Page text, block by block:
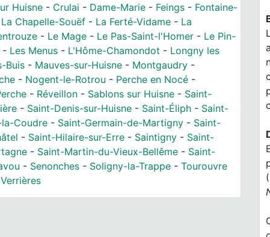
Huisne - Crulai - Dame-Marie - Feings - Fontaine-
La Chapelle-Souëf - La Ferté-Vidame - La
- Le Mage - Le Pas-Saint-l'Homer - Le Pin-
- Les Menus - L'Hôme-Chamondot - Longny les
Buis - Mauves-sur-Huisne - Montgaudry -
- Nogent-le-Rotrou - Perche en Nocé -
- Réveillon - Sablons sur Huisne - Saint-
- Saint-Denis-sur-Huisne - Saint-Éliph - Saint-
Coudre - Saint-Germain-de-Martigny - Saint-
- Saint-Hilaire-sur-Erre - Saintigny - Saint-
- Saint-Martin-du-Vieux-Bellême - Saint-
- Senonches - Soligny-la-Trappe - Tourouvre
Verrières